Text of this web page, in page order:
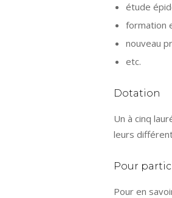
étude
formation
nouveau
etc.
Dotation
Un à cinq
leurs
Pour
Pour en